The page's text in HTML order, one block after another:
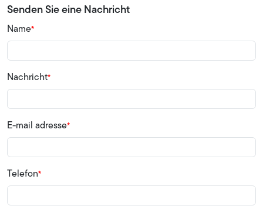
Senden Sie eine Nachricht
Name
Nachricht
E-mail adresse
Telefon